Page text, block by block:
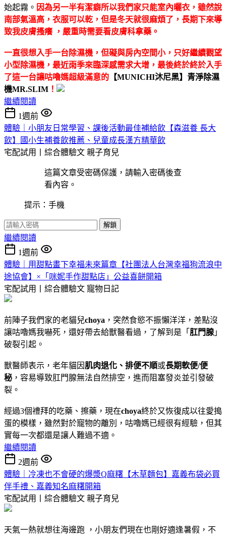
始起霧。 因為另一半有潔癖所以我們家只能室內曬衣，雖然說
南部氣溫高，衣服可以乾，但是冬天就很麻煩了，長期下來導
致我皮膚搔癢 ，嚴重時需要看皮膚科拿藥。
一直很想入手一台除濕機，但礙與房內空間小，只好繼續觀望
小型除濕機，最近雨季來臨深感需求大增，最後終於終於入手
了這一台讓咕嚕媽超級滿意的 【MUNICHI沐尼黑】青淨除濕
機MR.SLIM ！
繼續閱讀
1週前
體驗｜小朋友日常學習、課後活動最佳補給飲【森滋養 長大
飲】國小生補養飲推薦、兒童成長漢方精華飲
宅配試用丨綜合體驗文 親子育兒
這篇文章受密碼保護，請輸入密碼後查
看內容。
提示：手機
解鎖
繼續閱讀
1週前
體驗｜用甜點畫下幸福未來篇章【社團法人台灣幸福狗流浪中
途協會】×「咪妮手作甜點店」公益喜餅開箱
宅配試用丨綜合體驗文 寵物日記
前陣子我們家的老貓兒choya ，突然食慾不振懶洋洋，差點沒
讓咕嚕媽我嚇死，還好帶去給獸醫看過，了解到是「 肛門腺 」
破裂引起。
獸醫師表示，老年貓因 肌肉退化、排便不順或長期軟便/便
秘 ，容易導致肛門腺無法自然排空，進而阻塞發炎並引發破
裂。
經過3個禮拜的吃藥、擦藥，現在choya終於又恢復成以往愛搗
蛋的模樣，雖然對於寵物的離別，咕嚕媽已經很有經驗，但其
實每一次都還是讓人難過不適。
繼續閱讀
2週前
體驗｜冷凍也不會硬的爆漿Q麻糬【木草麵包】嘉義布袋必買
伴手禮、嘉義知名麻糬開箱
宅配試用丨綜合體驗文 親子育兒
天氣一熱就想往海邊跑 ，小朋友們現在也剛好適逢暑假，不